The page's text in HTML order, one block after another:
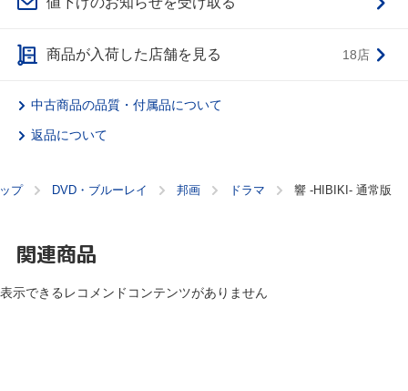
商品が入荷した店舗を見る 18店
中古商品の品質・付属品について
返品について
プ DVD・ブルーレイ 邦画 ドラマ 響 -HIBIKI- 通常版
関連商品
表示できるレコメンドコンテンツがありません